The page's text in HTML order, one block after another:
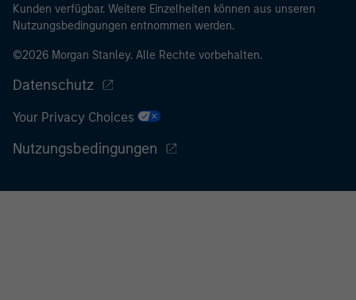
Kunden verfügbar. Weitere Einzelheiten können aus unseren
Nutzungsbedingungen entnommen werden.
©2026 Morgan Stanley. Alle Rechte vorbehalten.
Datenschutz
Your Privacy Choices
Nutzungsbedingungen